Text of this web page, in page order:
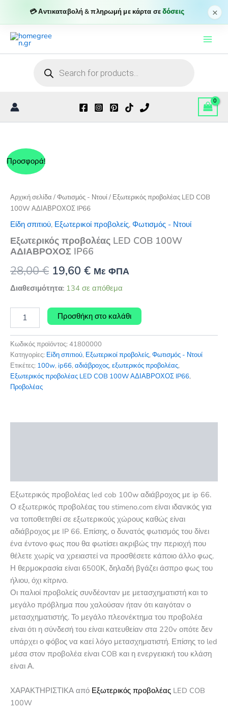
💳 Αντικαταβολή & πληρωμή με κάρτα σεδόσεις ×
Μετάβαση
στο
περιεχόμενο
search
Προσφορά!
Αρχική σελίδα /Φωτισμός - Ντουί/ Εξωτερικός προβολέας LED COB
100W ΑΔΙΑΒΡΟΧΟΣ IP66
Είδη σπιτιού, Εξωτερικοί προβολείς, Φωτισμός - Ντουί
Εξωτερικός προβολέας LED COB 100W
ΑΔΙΑΒΡΟΧΟΣ IP66
28,00€ Original
price
was:
28,00 €.
19,60 €Η
τρέχουσα
τιμή
είναι:
19,60 €.
Με ΦΠΑ
Διαθεσιμότητα: 134 σε απόθεμα
προβολέας
COB
100W
ΑΔΙΑΒΡΟΧΟΣ
IP66
ποσότητα
Προσθήκη στο καλάθι
Κωδικός προϊόντος: 41800000
Κατηγορίες: Είδη σπιτιού, Εξωτερικοί προβολείς, Φωτισμός - Ντουί
Ετικέτες: 100w, ip66, αδιάβροχος, εξωτερικός προβολέας,
Εξωτερικός προβολέας LED COB 100W ΑΔΙΑΒΡΟΧΟΣ IP66,
Προβολέας
Εξωτερικός προβολέας led cob 100w αδιάβροχος με ip 66.
Ο εξωτερικός προβολέας του stimeno.com είναι ιδανικός για
να τοποθετηθεί σε εξωτερικούς χώρους καθώς είναι
αδιάβροχος με IP 66. Επίσης, ο δυνατός φωτισμός του δίνει
ένα έντονο φως που θα φωτίσει ακριβώς την περιοχή που
θέλετε χωρίς να χρειαστεί να προσθέσετε κάποιο άλλο φως.
Η θερμοκρασία είναι 6500Κ, δηλαδή βγάζει άσπρο φως του
ήλιου, όχι κίτρινο.
Οι παλιοί προβολείς συνδέονταν με μετασχηματιστή και το
μεγάλο πρόβλημα που χαλούσαν ήταν ότι καιγόταν ο
μετασχηματιστής. Το μεγάλο πλεονέκτημα του προβολέα
είναι ότι η σύνδεσή του είναι κατευθείαν στα 220v οπότε δεν
υπάρχει ο φόβος να καεί λόγο μετασχηματιστή. Επίσης το led
μέσα στον προβολέα είναι COB και η ενεργειακή του κλάση
είναι Α.
ΧΑΡΑΚΤΗΡΙΣΤΙΚΑ από Εξωτερικός προβολέας LED COB
100W
ΑΔΙΑΒΡΟΧΟΣ
IP66
ποσότητα